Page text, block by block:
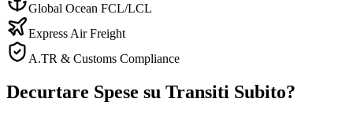
Global Ocean FCL/LCL
Express Air Freight
A.TR & Customs Compliance
Decurtare Spese su Transiti Subito?